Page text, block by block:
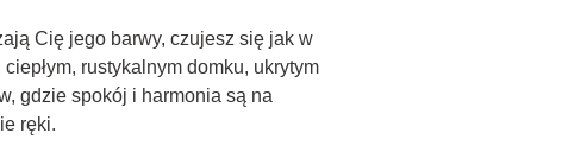
Cię jego barwy, czujesz się jak w
ciepłym, rustykalnym domku, ukrytym
gdzie spokój i harmonia są na
ręki.